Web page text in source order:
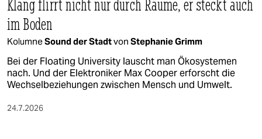
Klang flirrt nicht nur durch Räume, er steckt auch
im Boden
KolumneSound der Stadtvon Stephanie Grimm
Bei der Floating University lauscht man Ökosystemen
nach. Und der Elektroniker Max Cooper erforscht die
Wechselbeziehungen zwischen Mensch und Umwelt.
24.7.2026